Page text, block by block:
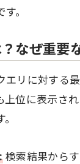
。
なぜ重要
エリに対する
上位に表示さ
検索結果から